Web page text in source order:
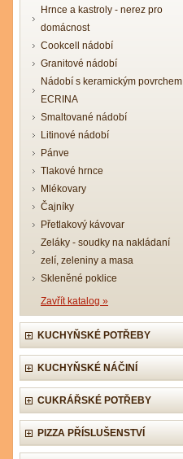
Hrnce a kastroly - nerez pro
domácnost
Cookcell nádobí
Granitové nádobí
Nádobí s keramickým povrchem
ECRINA
Smaltované nádobí
Litinové nádobí
Pánve
Tlakové hrnce
Mlékovary
Čajníky
Přetlakový kávovar
Zeláky - soudky na nakládaní
zelí, zeleniny a masa
Skleněné poklice
Zavřít katalog »
KUCHYŇSKÉ POTŘEBY
KUCHYŇSKÉ NÁČINÍ
CUKRÁŘSKÉ POTŘEBY
PIZZA PŘÍSLUŠENSTVÍ